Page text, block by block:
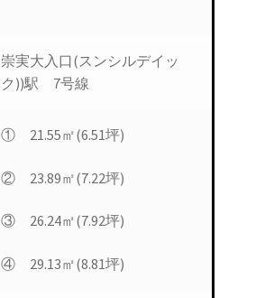
崇実大入口(スンシルデイッ
ク))駅 7号線
① 21.55㎡(6.51坪)
② 23.89㎡(7.22坪)
③ 26.24㎡(7.92坪)
④ 29.13㎡(8.81坪)